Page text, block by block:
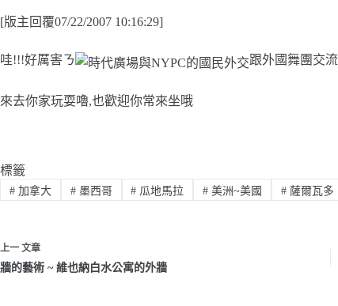
[版主回覆07/22/2007 10:16:29]
哇!!!好厲害ㄋ 跟外國舞團交流
來去你家玩耍嚕,也歡迎你常來坐哦
標籤
#加拿大 #墨西哥 # 瓜地馬拉 # 美洲~美國 # 薩爾瓦多
上一 文章
牆的藝術 ~ 維也納白水公寓的外牆